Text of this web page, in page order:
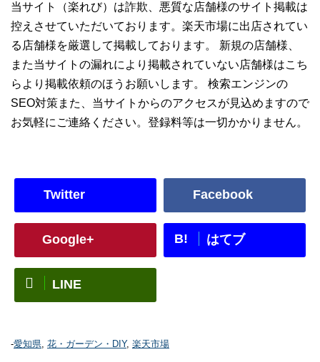
当サイト（楽れび）は詐欺、悪質な店舗様のサイト掲載は
控えさせていただいております。楽天市場に出店されてい
る店舗様を厳選して掲載しております。 新規の店舗様、
また当サイトの漏れにより掲載されていない店舗様はこち
らより掲載依頼のほうお願いします。 検索エンジンの
SEO対策また、当サイトからのアクセスが見込めますので
お気軽にご連絡ください。登録料等は一切かかりません。
Twitter Facebook
Google+ B! はてブ
LINE
-愛知県, 花・ガーデン・DIY, 楽天市場